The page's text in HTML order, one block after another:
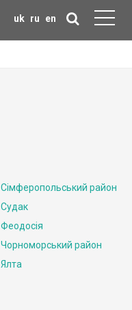
uk ru en
Сімферопольський район
Судак
Феодосія
Чорноморський район
Ялта